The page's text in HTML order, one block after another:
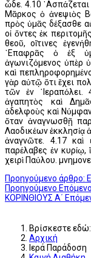
ὧδε. 4.10
Μᾶρκος ὁ ἀνεψιὸς
πρὸς ὑμᾶς δέξασθε
οἱ ὄντες ἐκ
θεοῦ, οἵτινες
᾽Επαφρᾶς ὁ ἐξ
ἀγωνιζόμενος ὑπὲρ
καὶ
γὰρ αὐτῷ ὅτι ἔχει
τῶν ἐν
ἀγαπητὸς καὶ
ἀδελφοὺς καὶ Νύμφαν
ὅταν ἀναγνωσθῇ
Λαοδικέων ἐκκλησίᾳ
ἀναγνῶτε. 4.17 καὶ
παρέλαβες ἐν κυρίῳ,
χειρὶ Παύλου.
Προηγούμενο άρθρο:
Προηγούμενο
ΚΟΡΙΝΘΙΟΥΣ Α΄
Βρίσκεστε εδώ:
Αρχική
Ιερά Παράδοση